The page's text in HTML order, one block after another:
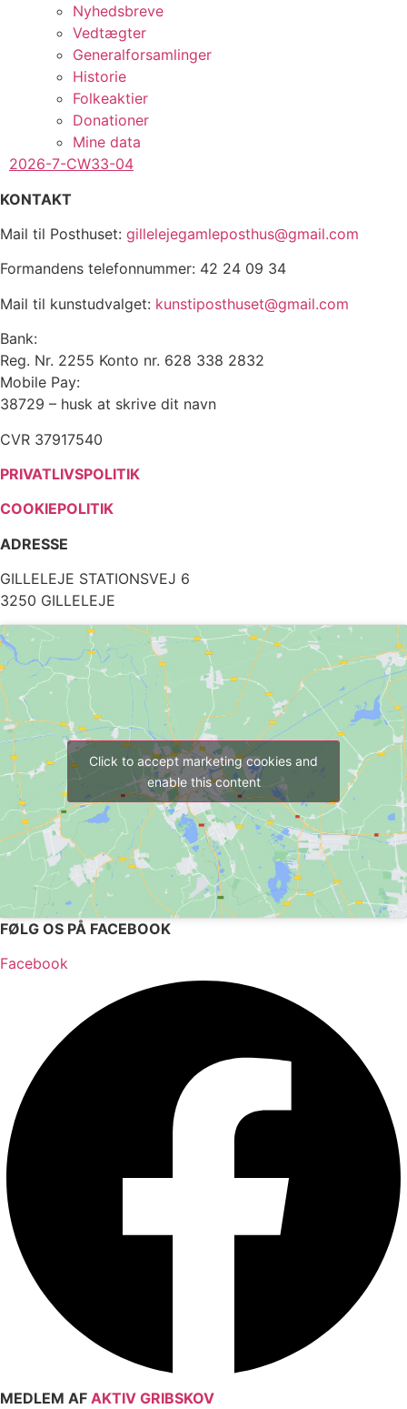
Nyhedsbreve
Vedtægter
Generalforsamlinger
Historie
Folkeaktier
Donationer
Mine data
2026-7-CW33-04
KONTAKT
Mail til Posthuset: gillelejegamleposthus@gmail.com
Formandens telefonnummer: 42 24 09 34
Mail til kunstudvalget: kunstiposthuset@gmail.com
Bank:
Reg. Nr. 2255 Konto nr. 628 338 2832
Mobile Pay:
38729 – husk at skrive dit navn
CVR 37917540
PRIVATLIVSPOLITIK
COOKIEPOLITIK
ADRESSE
GILLELEJE STATIONSVEJ 6
3250 GILLELEJE
Click to accept marketing cookies and
enable this content
FØLG OS PÅ FACEBOOK
Facebook
MEDLEM AF AKTIV GRIBSKOV